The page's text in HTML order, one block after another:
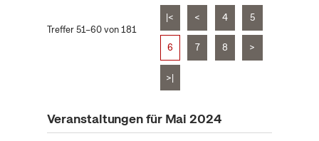
Treffer 51–60 von 181
|< < 4 5
6 7 8 >
>|
Veranstaltungen für Mai 2024